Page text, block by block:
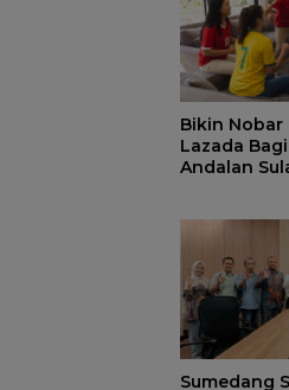
Bikin Nobar
Lazada
Andalan
Sumedang